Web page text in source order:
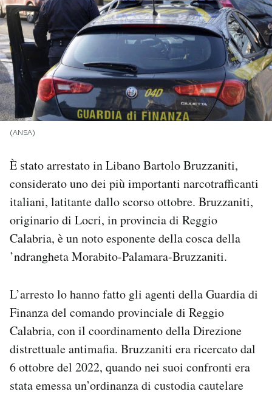
PODCAST
NEWSLETTER
I MIEI PREFERITI
CALENDARIO
AREA PERSONALE
Area Personale
Notifiche mobile
Regala il Post
Hai bisogno di aiuto?
(ANSA)
È stato arrestato in Libano Bartolo Bruzzaniti,
considerato uno dei più importanti narcotrafficanti
italiani, latitante dallo scorso ottobre. Bruzzaniti,
originario di Locri, in provincia di Reggio
Calabria, è un noto esponente della cosca della
’ndrangheta Morabito-Palamara-Bruzzaniti.
L’arresto lo hanno fatto gli agenti della Guardia di
Finanza del comando provinciale di Reggio
Calabria, con il coordinamento della Direzione
distrettuale antimafia. Bruzzaniti era ricercato dal
6 ottobre del 2022, quando nei suoi confronti era
stata emessa un’ordinanza di custodia cautelare